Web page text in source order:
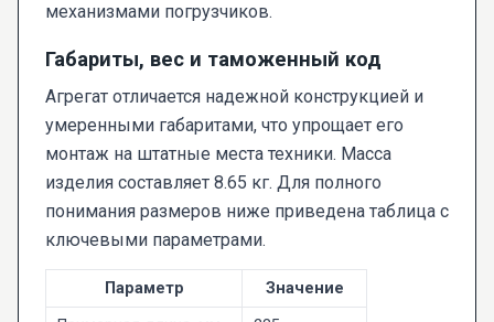
механизмами погрузчиков.
Габариты, вес и таможенный код
Агрегат отличается надежной конструкцией и
умеренными габаритами, что упрощает его
монтаж на штатные места техники. Масса
изделия составляет 8.65 кг. Для полного
понимания размеров ниже приведена таблица с
ключевыми параметрами.
Параметр
Значение